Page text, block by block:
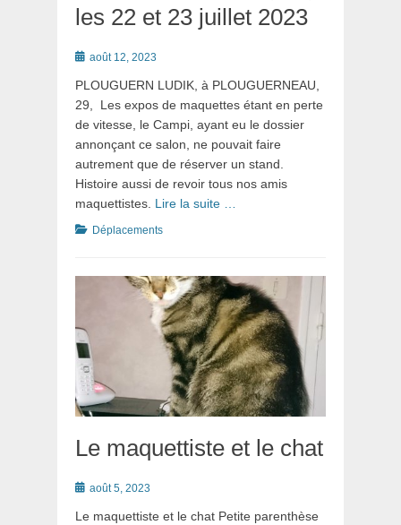
les 22 et 23 juillet 2023
Postéaoût 12, 2023
PLOUGUERN LUDIK, à PLOUGUERNEAU,
29, Les expos de maquettes étant en perte
de vitesse, le Campi, ayant eu le dossier
annonçant ce salon, ne pouvait faire
autrement que de réserver un stand.
Histoire aussi de revoir tous nos amis
maquettistes. Lire la suite …
Catégories
Déplacements
Le maquettiste et le chat
Postéaoût 5, 2023
Le maquettiste et le chat Petite parenthèse